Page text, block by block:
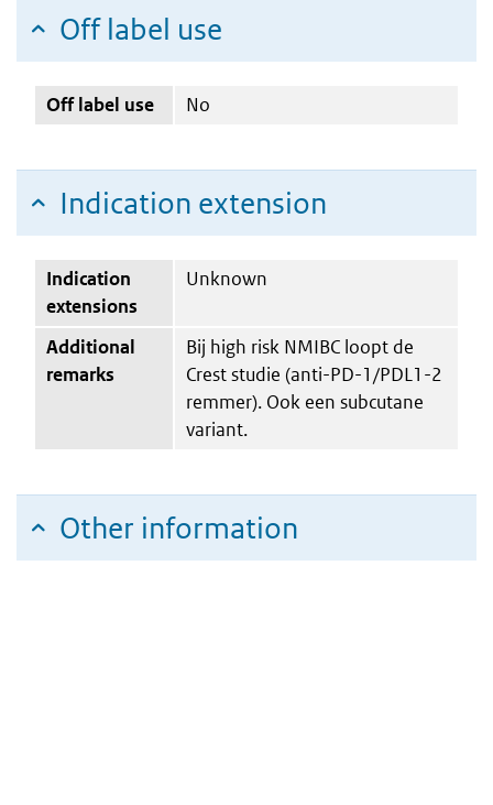
Off label use
Off label use No
Indication extension
Indication
extensions
Unknown
Additional
remarks
Bij high risk NMIBC loopt de
Crest studie (anti-PD-1/PDL1-2
remmer). Ook een subcutane
variant.
Other information